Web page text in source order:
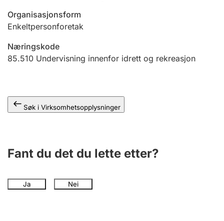
Ektepaktveileder
Offentlig sektor
Organisasjonsform
Enkeltpersonforetak
Næringskode
85.510 Undervisning innenfor idrett og rekreasjon
Søk i Virksomhetsopplysninger
Fant du det du lette etter?
Ja Nei